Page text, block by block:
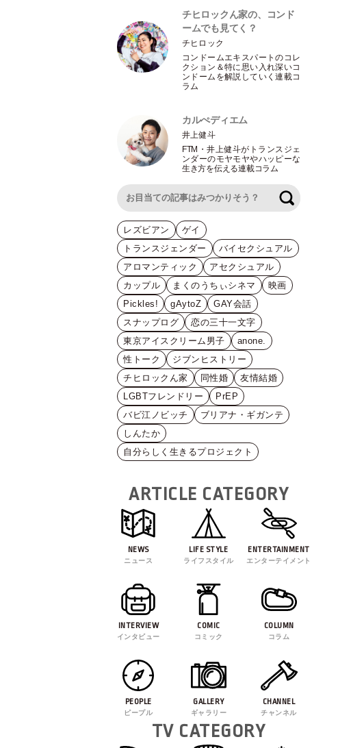
チヒロックん家の、コンド
ームでも見てく？
チヒロック
コンドームエキスパートのコレ
クション＆特に思い入れ深いコ
ンドームを解説していく連載コ
ラム
カルぺディエム
井上健斗
FTM ・井上健斗がトランスジェ
ンダーのモヤモヤやハッピーな
生き方を伝える連載コラム
レズビアン
ゲイ
トランスジェンダー
バイセクシュアル
アロマンティック
アセクシュアル
カップル
まくのうちぃシネマ
映画
Pickles!
gAytoZ
GAY会話
スナップログ
恋の三十一文字
東京アイスクリーム男子
anone.
性トーク
ジブンヒストリー
チヒロックん家
同性婚
友情結婚
LGBTフレンドリー
PrEP
バビ江ノビッチ
ブリアナ・ギガンテ
しんたか
自分らしく生きるプロジェクト
ARTICLE CATEGORY
NEWS
ニュース
LIFE STYLE
ライフスタイル
ENTERTAINMENT
エンターテイメント
INTERVIEW
インタビュー
COMIC
コミック
COLUMN
コラム
PEOPLE
ピープル
GALLERY
ギャラリー
CHANNEL
チャンネル
TV CATEGORY